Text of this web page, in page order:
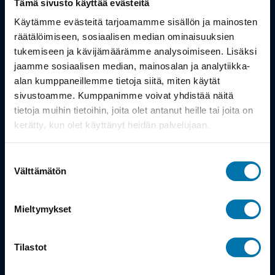
Tämä sivusto käyttää evästeitä
Käytämme evästeitä tarjoamamme sisällön ja mainosten
räätälöimiseen, sosiaalisen median ominaisuuksien
tukemiseen ja kävijämäärämme analysoimiseen. Lisäksi
jaamme sosiaalisen median, mainosalan ja analytiikka-
alan kumppaneillemme tietoja siitä, miten käytät
sivustoamme. Kumppanimme voivat yhdistää näitä
tietoja muihin tietoihin, joita olet antanut heille tai joita on
kerätty, kun olet käyttänyt heidän palvelujaan.
valinta
Välttämätön
Mieltymykset
Tilastot
Työsuhdepyörä
Info
Toimitus
Takuu ja palautukset
Maksutavat